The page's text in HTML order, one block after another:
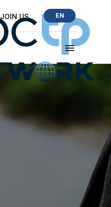
JOIN US EN